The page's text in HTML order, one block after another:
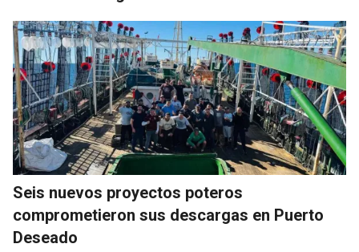
Seis nuevos proyectos poteros
comprometieron sus descargas en Puerto
Deseado